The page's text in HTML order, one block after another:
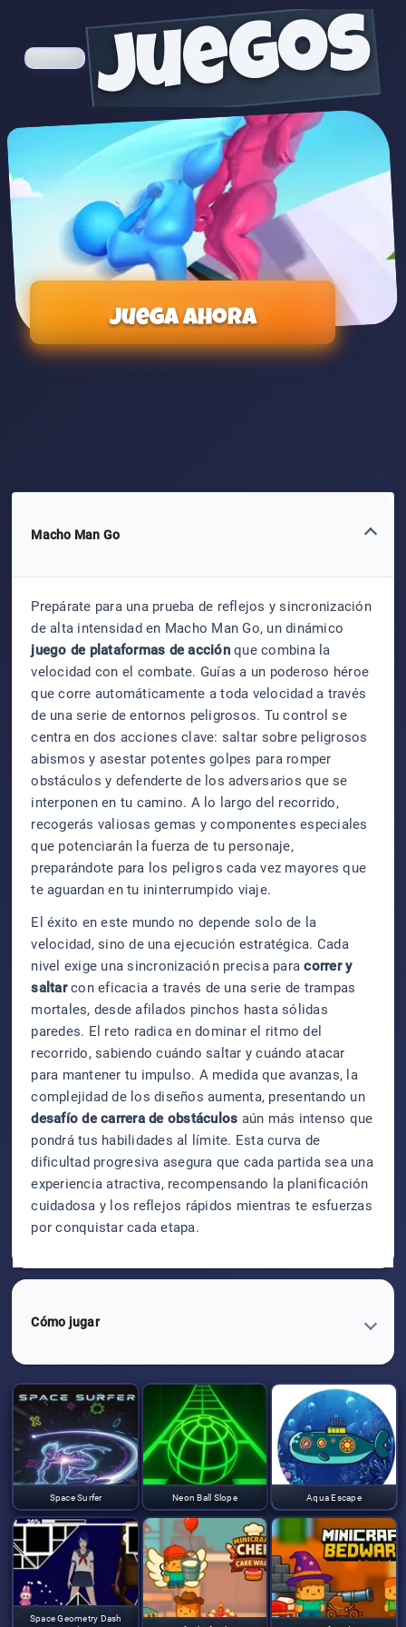
juegos
Juega ahora
Macho Man Go
Prepárate para una prueba de reflejos y sincronización
de alta intensidad en Macho Man Go, un dinámico
juego de plataformas de acciónque combina la
velocidad con el combate. Guías a un poderoso héroe
que corre automáticamente a toda velocidad a través
de una serie de entornos peligrosos. Tu control se
centra en dos acciones clave: saltar sobre peligrosos
abismos y asestar potentes golpes para romper
obstáculos y defenderte de los adversarios que se
interponen en tu camino. A lo largo del recorrido,
recogerás valiosas gemas y componentes especiales
que potenciarán la fuerza de tu personaje,
preparándote para los peligros cada vez mayores que
te aguardan en tu ininterrumpido viaje.
El éxito en este mundo no depende solo de la
velocidad, sino de una ejecución estratégica. Cada
nivel exige una sincronización precisa paracorrer y
saltarcon eficacia a través de una serie de trampas
mortales, desde afilados pinchos hasta sólidas
paredes. El reto radica en dominar el ritmo del
recorrido, sabiendo cuándo saltar y cuándo atacar
para mantener tu impulso. A medida que avanzas, la
complejidad de los diseños aumenta, presentando un
desafío de carrera de obstáculos aún más intenso que
pondrá tus habilidades al límite. Esta curva de
dificultad progresiva asegura que cada partida sea una
experiencia atractiva, recompensando la planificación
cuidadosa y los reflejos rápidos mientras te esfuerzas
por conquistar cada etapa.
Cómo jugar
Space Surfer Neon Ball Slope Aqua Escape
Space Geometry Dash